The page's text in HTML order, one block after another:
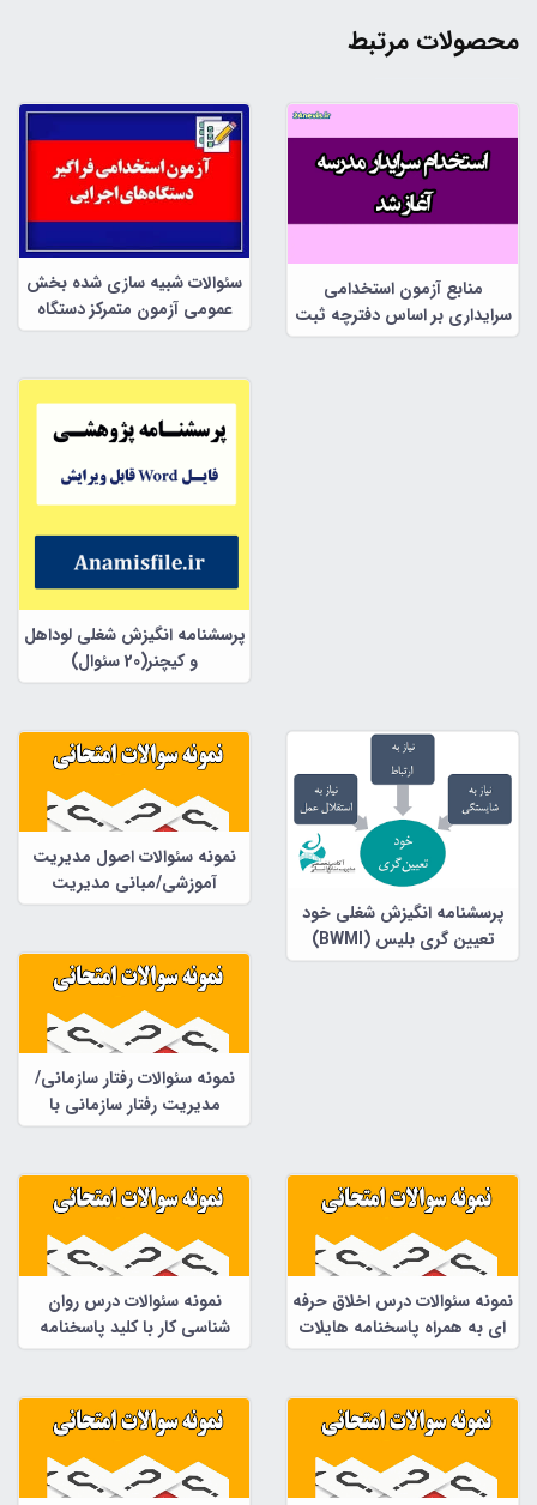
محصولات مرتبط
منابع آزمون استخدامی
سرایداری بر اساس دفترچه ثبت
نام
سئوالات شبیه سازی شده بخش
عمومی آزمون متمرکز دستگاه
های اجرایی
پرسشنامه انگیزش شغلی لوداهل
و کیچنر(20 سئوال)
پرسشنامه انگیزش شغلی خود
تعیین گری بلیس (BWMI)
نمونه سئوالات اصول مدیریت
آموزشی/مبانی مدیریت
آموزشی با پاسخنامه زیر هر
نمونه سئوالات رفتار سازمانی/
مدیریت رفتار سازمانی با
پاسخنامه هایلایت شده در زیر
نمونه سئوالات درس اخلاق حرفه
ای به همراه پاسخنامه هایلات
شده
نمونه سئوالات درس روان
شناسی کار با کلید پاسخنامه